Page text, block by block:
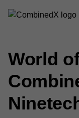
World